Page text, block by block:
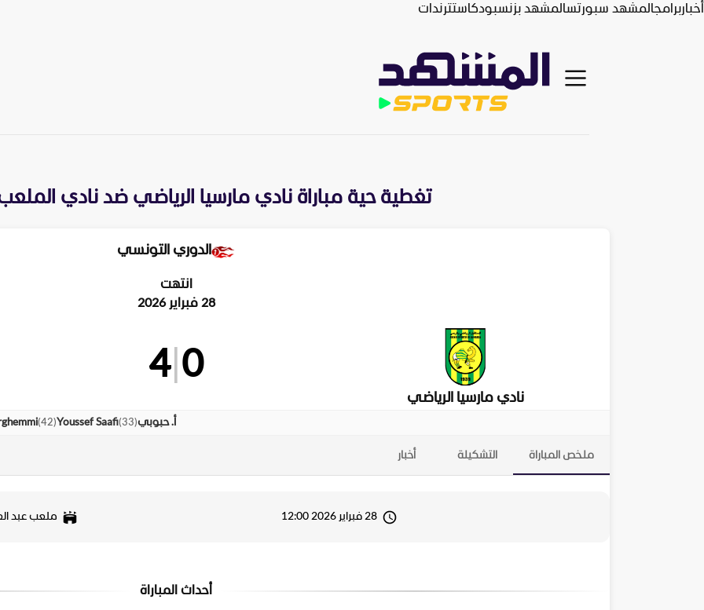
أخباربرامجالمشهد سبورتسالمشهد بزنسبودكاستترندات
تغطية حية مباراةنادي مارسيا الرياضي ضدنادي
الدوري التونسي
انتهت
28 فبراير 2026
نادي مارسيا الرياضي
0
|
4
أ. حبوبي(
33
)
Youssef Saafi
(
42
)
ملخص المباراة التشكيلة أخبار
28 فبراير 2026 12:00 ملعب عبد
أحداث المباراة